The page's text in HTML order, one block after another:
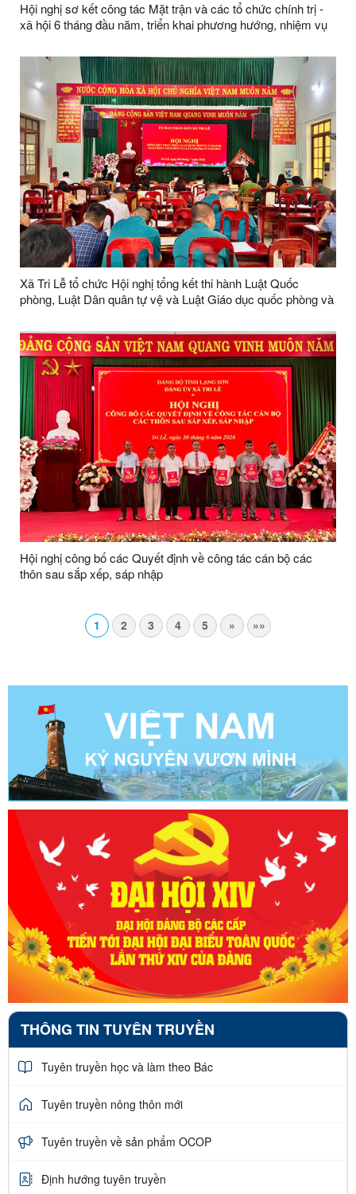
Hội nghị sơ kết công tác Mặt trận và các tổ chức chính trị -
xã hội 6 tháng đầu năm, triển khai phương hướng, nhiệm vụ
Xã Tri Lễ tổ chức Hội nghị tổng kết thi hành Luật Quốc
phòng, Luật Dân quân tự vệ và Luật Giáo dục quốc phòng và
Hội nghị công bố các Quyết định về công tác cán bộ các
thôn sau sắp xếp, sáp nhập
1 2 3 4 5 » »»
THÔNG TIN TUYÊN TRUYỀN
Tuyên truyền học và làm theo Bác
Tuyên truyền nông thôn mới
Tuyên truyền về sản phẩm OCOP
Định hướng tuyên truyền